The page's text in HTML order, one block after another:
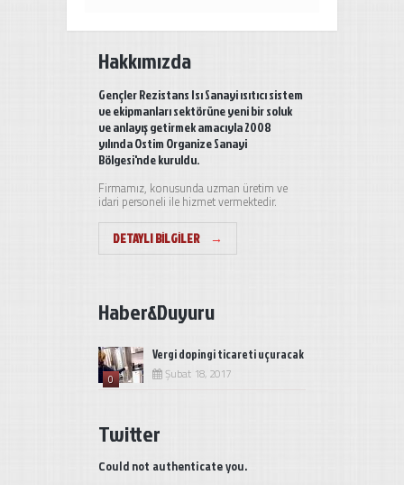
Hakkımızda
Gençler Rezistans Isı Sanayi ısıtıcı sistem
ve ekipmanları sektörüne yeni bir soluk
ve anlayış getirmek amacıyla 2008
yılında Ostim Organize Sanayi
Bölgesi'nde kuruldu.
Firmamız, konusunda uzman üretim ve
idari personeli ile hizmet vermektedir.
DETAYLI BILGILER →
Haber&Duyuru
0
Vergi dopingi ticareti uçuracak
Şubat 18, 2017
Twitter
Could not authenticate you.